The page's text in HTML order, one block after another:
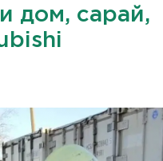
дом, сарай,